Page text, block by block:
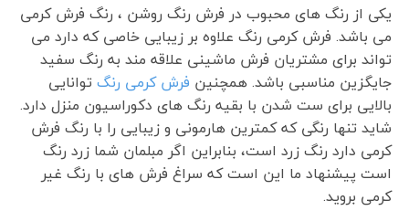
یکی از رنگ های محبوب در فرش رنگ روشن ، رنگ فرش کرمی
می باشد. فرش کرمی رنگ علاوه بر زیبایی خاصی که دارد می
تواند برای مشتریان فرش ماشینی علاقه مند به رنگ سفید
جایگزین مناسبی باشد. همچنین فرش کرمی رنگتوانایی
بالایی برای ست شدن با بقیه رنگ های دکوراسیون منزل دارد.
شاید تنها رنگی که کمترین هارمونی و زیبایی را با رنگ فرش
کرمی دارد رنگ زرد است، بنابراین اگر مبلمان شما زرد رنگ
است پیشنهاد ما این است که سراغ فرش های با رنگ غیر
کرمی بروید.